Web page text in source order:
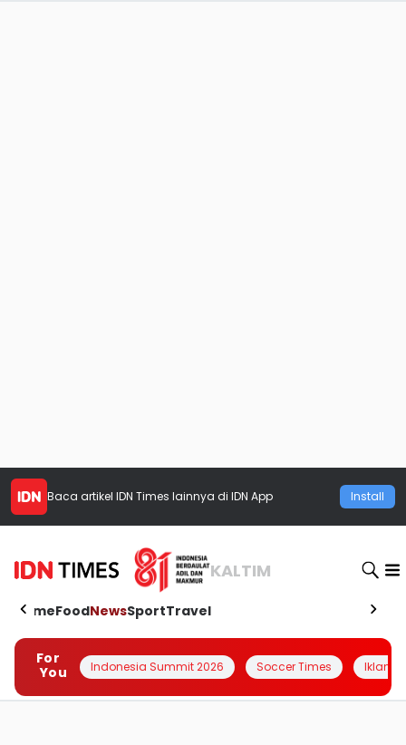
Baca artikel IDN Times lainnya di IDN App Install
KALTIM
HomeFoodNewsSportTravel
For
You
Indonesia Summit 2026 Soccer Times Iklanin